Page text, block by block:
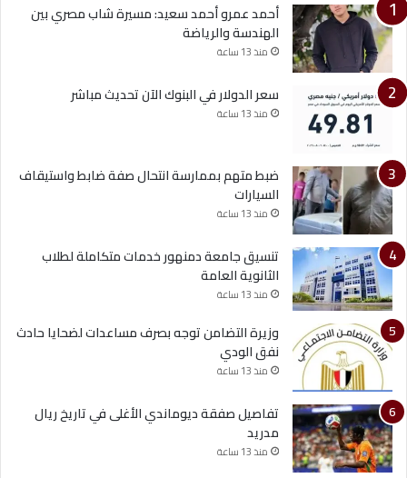
أحمد عمرو أحمد سعيد: مسيرة شاب مصري بين
الهندسة والرياضة
منذ 13 ساعة
سعر الدولار في البنوك الآن تحديث مباشر
منذ 13 ساعة
ضبط متهم بممارسة انتحال صفة ضابط واستيقاف
السيارات
منذ 13 ساعة
تنسيق جامعة دمنهور خدمات متكاملة لطلاب
الثانوية العامة
منذ 13 ساعة
وزيرة التضامن توجه بصرف مساعدات لضحايا حادث
نفق الودي
منذ 13 ساعة
تفاصيل صفقة ديوماندي الأغلى في تاريخ ريال
مدريد
منذ 13 ساعة